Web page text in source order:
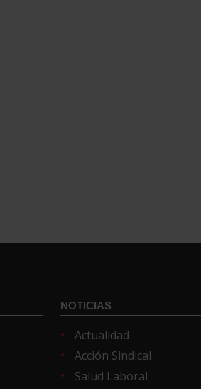
NOTICIAS
Actualidad
Acción Sindical
Salud Laboral